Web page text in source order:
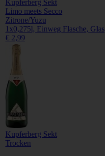
Kupferberg Sekt
Limo meets Secco
Zitrone/Yuzu
1x0,275l, Einweg Flasche, Glas
€ 2,99
Kupferberg Sekt
Trocken